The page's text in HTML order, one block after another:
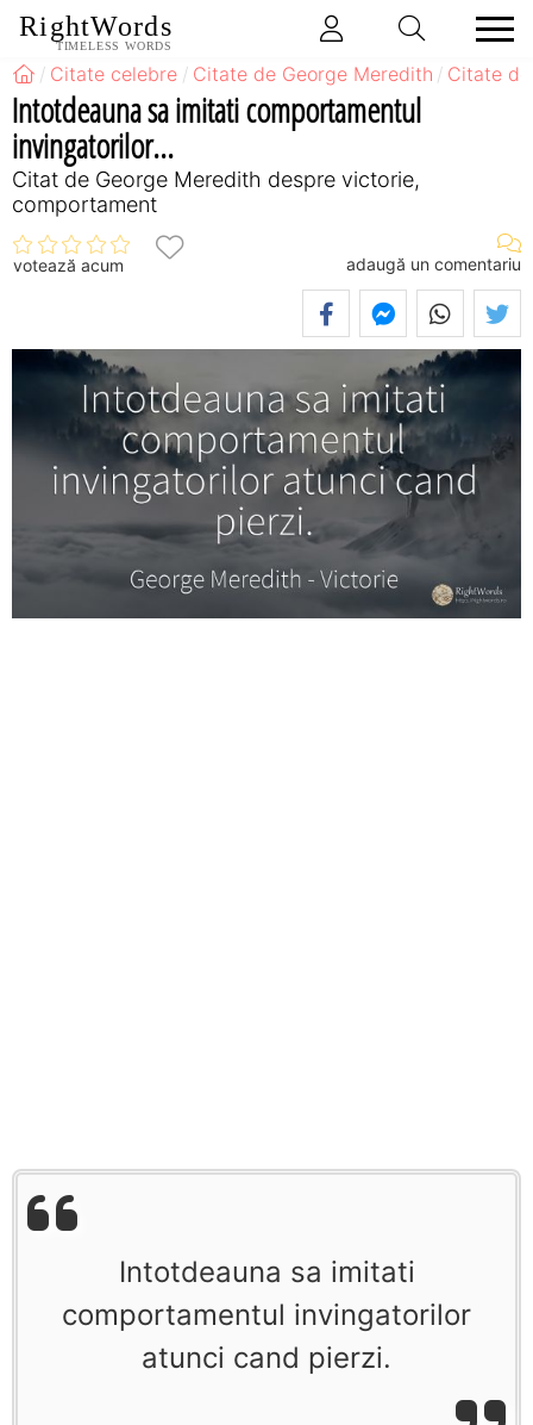
RightWords
TIMELESS WORDS
Citate celebre Citate de George Meredith Citate
Intotdeauna sa imitati comportamentul
invingatorilor...
Citat de George Meredith despre victorie,
comportament
votează acum adaugă un comentariu
Intotdeauna sa imitati
comportamentul invingatorilor
atunci cand pierzi.